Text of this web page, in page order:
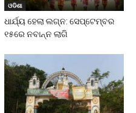
ଓଡିଶା
ଧାର୍ଯ୍ୟ ହେଲା ଲଗ୍ନ: ସେପ୍ଟେମ୍ବର
୧୫ରେ ନବାନ୍ନ ଲାଗି